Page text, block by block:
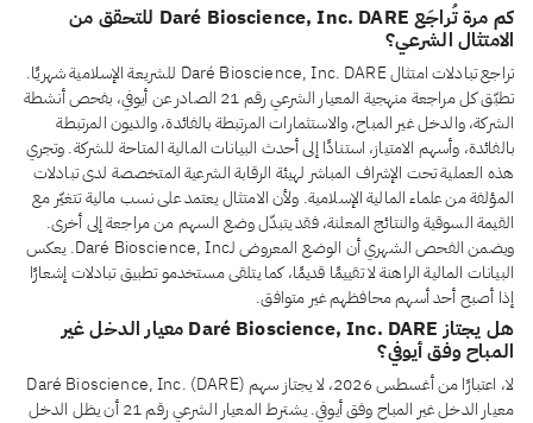
كم مرة تُراجَع Daré Bioscience, Inc. DARE للتحقق من
الامتثال الشرعي؟
تراجع تبادلات امتثال Daré Bioscience, Inc. DARE للشريعة الإسلامية شهريًا.
تطبّق كل مراجعة منهجية المعيار الشرعي رقم 21 الصادر عن أيوفي، بفحص أنشطة
الشركة، والدخل غير المباح، والاستثمارات المرتبطة بالفائدة، والديون المرتبطة
بالفائدة، وأسهم الامتياز، استنادًا إلى أحدث البيانات المالية المتاحة للشركة. وتجري
هذه العملية تحت الإشراف المباشر لهيئة الرقابة الشرعية المتخصصة لدى تبادلات
المؤلفة من علماء المالية الإسلامية. ولأن الامتثال يعتمد على نسب مالية تتغيّر مع
القيمة السوقية والنتائج المعلنة، فقد يتبدّل وضع السهم من مراجعة إلى أخرى.
ويضمن الفحص الشهري أن الوضع المعروض لـDaré Bioscience, Inc. يعكس
البيانات المالية الراهنة لا تقييمًا قديمًا، كما يتلقى مستخدمو تطبيق تبادلات إشعارًا
إذا أصبح أحد أسهم محافظهم غير متوافق.
هل يجتاز Daré Bioscience, Inc. DARE معيار الدخل غير
المباح وفق أيوفي؟
لا، اعتبارًا من أغسطس 2026، لا يجتاز سهم Daré Bioscience, Inc. (DARE)
معيار الدخل غير المباح وفق أيوفي. يشترط المعيار الشرعي رقم 21 أن يظل الدخل